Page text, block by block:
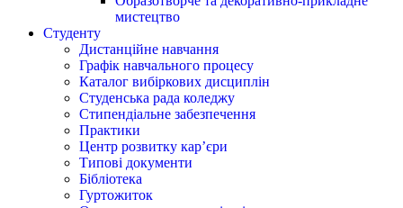
мистецтво
Студенту
Дистанційне навчання
Графік навчального процесу
Каталог вибіркових дисциплін
Студенська рада коледжу
Стипендіальне забезпечення
Практики
Центр розвитку кар’єри
Типові документи
Бібліотека
Гуртожиток